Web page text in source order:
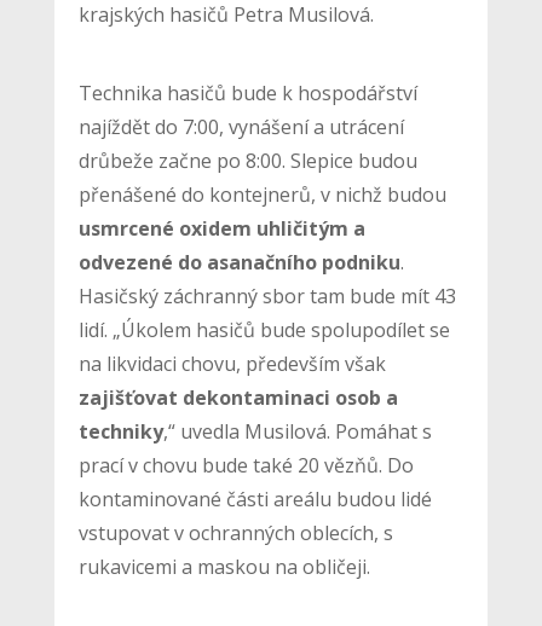
krajských hasičů Petra Musilová.
Technika hasičů bude k hospodářství
najíždět do 7:00, vynášení a utrácení
drůbeže začne po 8:00. Slepice budou
přenášené do kontejnerů, v nichž budou
usmrcené oxidem uhličitým a
odvezené do asanačního podniku.
Hasičský záchranný sbor tam bude mít 43
lidí. „Úkolem hasičů bude spolupodílet se
na likvidaci chovu, především však
zajišťovat dekontaminaci osob a
techniky,“ uvedla Musilová. Pomáhat s
prací v chovu bude také 20 vězňů. Do
kontaminované části areálu budou lidé
vstupovat v ochranných oblecích, s
rukavicemi a maskou na obličeji.